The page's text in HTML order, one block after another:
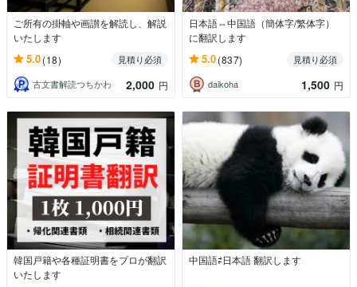
ご所有の掛軸や画讃を解読し、解説
いたします
5.0(18)
見積り必須
古文書解読つちかわ
2,000 円
日本語⇔中国語（簡体字/繁体字）
に翻訳します
5.0(837)
見積り必須
daikoha
1,500 円
韓国戸籍や各種証明書をプロが翻訳
いたします
中国語⇄日本語 翻訳します